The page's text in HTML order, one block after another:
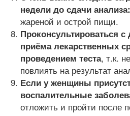
недели до сдачи анализа:
жареной и острой пищи.
Проконсультироваться
приёма лекарственных
проведением теста, т.к.
повлиять на результат
Если у женщины
воспалительные
отложить и пройти после